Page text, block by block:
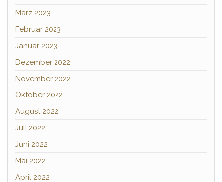
März 2023
Februar 2023
Januar 2023
Dezember 2022
November 2022
Oktober 2022
August 2022
Juli 2022
Juni 2022
Mai 2022
April 2022